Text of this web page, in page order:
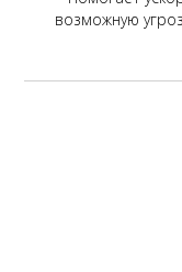
возможную